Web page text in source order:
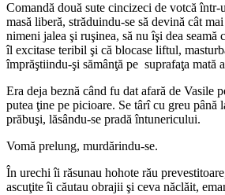
Comandă două sute cincizeci de votcă într-
masă liberă, străduindu-se să devină cât
nimeni jalea şi ruşinea, să nu îşi dea seamă
îl excitase teribil şi că blocase liftul,
împrăştiindu-şi sămânţă pe suprafaţa mată
Era deja beznă când fu dat afară de Vasile
putea ţine pe picioare. Se târî cu greu până
prăbuşi, lăsându-se pradă întunericului.
Vomă prelung, murdărindu-se.
În urechi îi răsunau hohote rău
ascuţite îi căutau obrajii şi ceva năclăit,